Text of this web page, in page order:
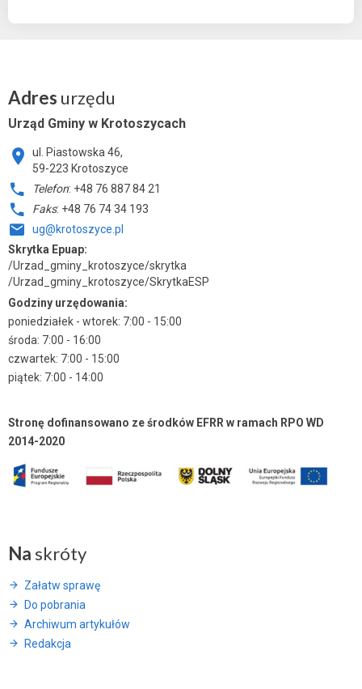
Adres urzędu
Urząd Gminy w Krotoszycach
ul. Piastowska 46,
59-223 Krotoszyce
Telefon: +48 76 887 84 21
Faks: +48 76 74 34 193
ug@krotoszyce.pl
Skrytka Epuap:
/Urzad_gminy_krotoszyce/skrytka
/Urzad_gminy_krotoszyce/SkrytkaESP
Godziny urzędowania:
poniedziałek - wtorek: 7:00 - 15:00
środa: 7:00 - 16:00
czwartek: 7:00 - 15:00
piątek: 7:00 - 14:00
Stronę dofinansowano ze środków EFRR w ramach RPO WD
2014-2020
Na skróty
Załatw sprawę
Do pobrania
Archiwum artykułów
Redakcja